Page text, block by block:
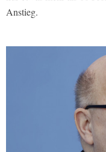
Anstieg.